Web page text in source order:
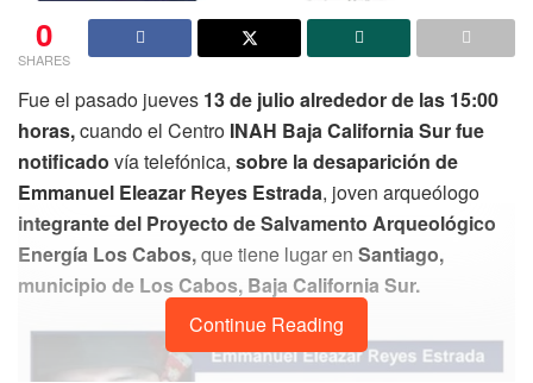
0
SHARES
Fue el pasado jueves 13 de julio alrededor de las 15:00
horas,cuando el Centro INAH Baja California Sur fue
notificado vía telefónica, sobre la desaparición de
Emmanuel Eleazar Reyes Estrada, joven arqueólogo
integrante del Proyecto de Salvamento Arqueológico
Energía Los Cabos,que tiene lugar en Santiago,
municipio de Los Cabos, Baja California Sur.
Continue Reading